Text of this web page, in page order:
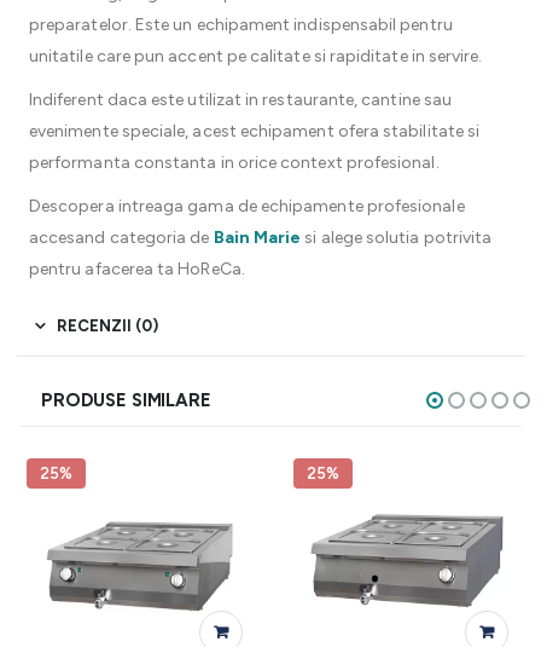
preparatelor. Este un echipament indispensabil pentru
unitatile care pun accent pe calitate si rapiditate in servire.
Indiferent daca este utilizat in restaurante, cantine sau
evenimente speciale, acest echipament ofera stabilitate si
performanta constanta in orice context profesional.
Descopera intreaga gama de echipamente profesionale
accesand categoria de Bain Marie si alege solutia potrivita
pentru afacerea ta HoReCa.
RECENZII (0)
PRODUSE SIMILARE
25% 25%